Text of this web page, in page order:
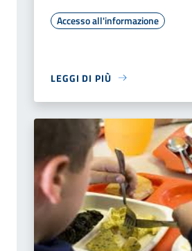
Accesso all'informazione
LEGGI DI PIÙ